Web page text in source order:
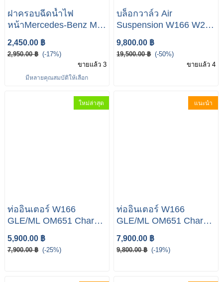
ฝาครอบฉีดน้ำไฟ
หน้าMercedes-Benz ML
GLE W166 X166 250
280 300 350 420 450
A1668600208
2,450.00 ฿
2,950.00 ฿ (-17%)
ขายแล้ว 3
มีหลายคุณสมบัติให้เลือก
บล็อกวาล์ว Air
Suspension W166 W292
W164 W221 W215
W217 W218 W222
9,800.00 ฿
19,500.00 ฿ (-50%)
ขายแล้ว 4
ใหม่ล่าสุด
ท่ออินเตอร์ W166
GLE/ML OM651 Charge
air hose A166 528 05 82
5,900.00 ฿
7,900.00 ฿ (-25%)
แนะนำ
ท่ออินเตอร์ W166
GLE/ML OM651 Charge
air hose A166 528 04 82
7,900.00 ฿
9,800.00 ฿ (-19%)